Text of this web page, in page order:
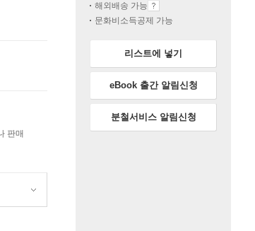
판매
해외배송 가능
문화비소득공제 가능
리스트에 넣기
eBook 출간 알림신청
분철서비스 알림신청